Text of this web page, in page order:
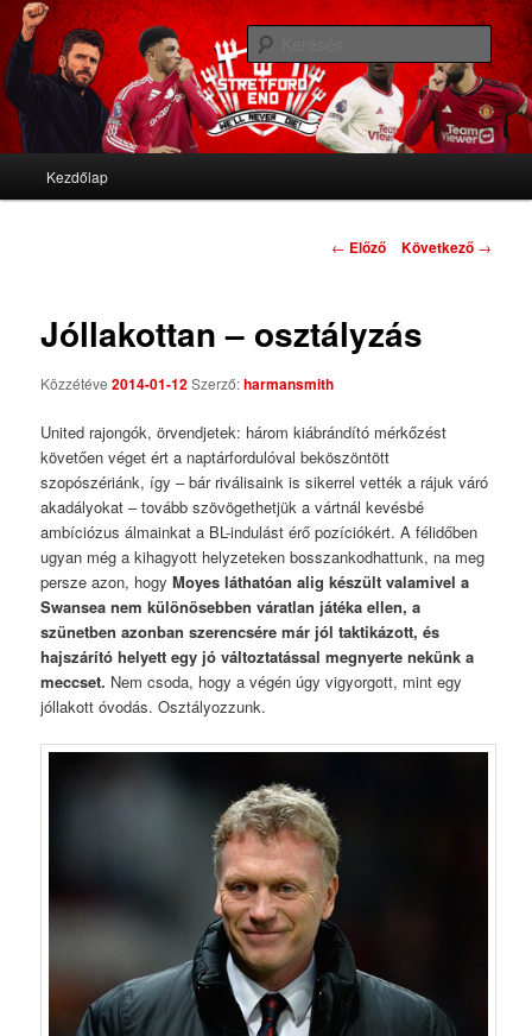
Stretford End
We'll never die
Tovább az elsődleges tartalomra
Tovább a másodlagos tartalomra
Kezdőlap
Bejegyzés navigáció
← Előző Következő →
Jóllakottan – osztályzás
Közzétéve2014-01-12Szerző:harmansmith
United rajongók, örvendjetek: három kiábrándító mérkőzést
követően véget ért a naptárfordulóval beköszöntött
szopószériánk, így – bár riválisaink is sikerrel vették a rájuk váró
akadályokat – tovább szövögethetjük a vártnál kevésbé
ambíciózus álmainkat a BL-indulást érő pozíciókért. A félidőben
ugyan még a kihagyott helyzeteken bosszankodhattunk, na meg
persze azon, hogyMoyes láthatóan alig készült valamivel a
Swansea nem különösebben váratlan játéka ellen, a
szünetben azonban szerencsére már jól taktikázott, és
hajszárító helyett egy jó változtatással megnyerte nekünk a
meccset. Nem csoda, hogy a végén úgy vigyorgott, mint egy
jóllakott óvodás. Osztályozzunk.